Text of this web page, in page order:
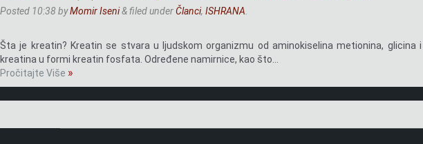
Posted 10:38 byMomir Iseni&filed underČlanci, ISHRANA
Šta je kreatin? Kreatin se stvara u ljudskom organizmu od aminokiselina metionina, glicina
kreatina u formi kreatin fosfata. Određene namirnice, kao što…
Pročitajte Više »